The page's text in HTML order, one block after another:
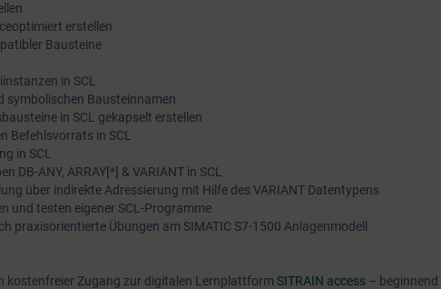
Link zum neuen Kurs:TIA-PROEXP
erstellen
Bausteine
in SCL
symbolischen Bausteinnamen
in SCL gekapselt erstellen
Befehlsvorrats in SCL
in SCL
DB-ANY, ARRAY[*] & VARIANT in SCL
über indirekte Adressierung mit Hilfe des VARIANT Datentypens
und testen eigener SCL-Programme
praxisorientierte Übungen am SIMATIC S7-1500 Anlagenmodell
kostenfreier Zugang zur digitalen Lernplattform SITRAIN access – beginnend